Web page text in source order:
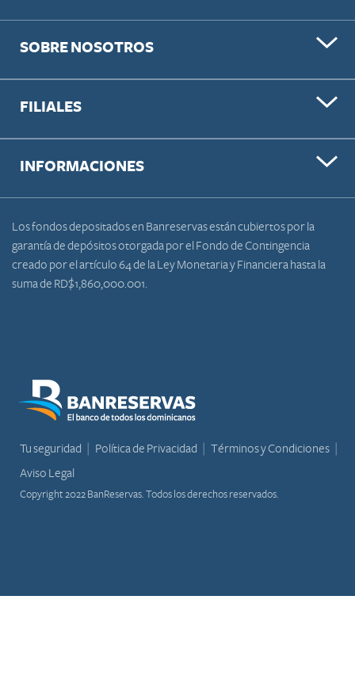
SOBRE NOSOTROS
FILIALES
INFORMACIONES
Los fondos depositados en Banreservas están cubiertos por la
garantía de depósitos otorgada por el Fondo de Contingencia
creado por el artículo 64 de la Ley Monetaria y Financiera hasta la
suma de RD$1,860,000.001.
Tu seguridad Política de Privacidad
Términos y Condiciones
Aviso Legal
Copyright 2022 BanReservas. Todos los derechos reservados.